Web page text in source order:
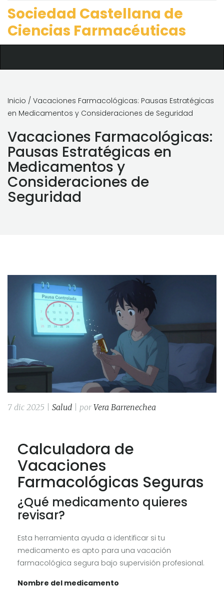
Sociedad Castellana de
Ciencias Farmacéuticas
Inicio / Vacaciones Farmacológicas: Pausas Estratégicas
en Medicamentos y Consideraciones de Seguridad
Vacaciones Farmacológicas:
Pausas Estratégicas en
Medicamentos y
Consideraciones de
Seguridad
7 dic 2025 | Salud | porVera Barrenechea
Calculadora de
Vacaciones
Farmacológicas Seguras
¿Qué medicamento quieres
revisar?
Esta herramienta ayuda a identificar si tu
medicamento es apto para una vacación
farmacológica segura bajo supervisión profesional.
Nombre del medicamento